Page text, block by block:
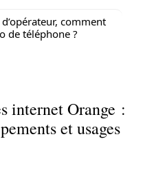
comment
de téléphone ?
internet Orange :
et usages